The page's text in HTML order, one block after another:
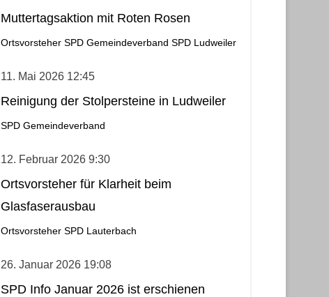
Muttertagsaktion mit Roten Rosen
Ortsvorsteher SPD Gemeindeverband SPD Ludweiler
11. Mai 2026 12:45
Reinigung der Stolpersteine in Ludweiler
SPD Gemeindeverband
12. Februar 2026 9:30
Ortsvorsteher für Klarheit beim
Glasfaserausbau
Ortsvorsteher SPD Lauterbach
26. Januar 2026 19:08
SPD Info Januar 2026 ist erschienen